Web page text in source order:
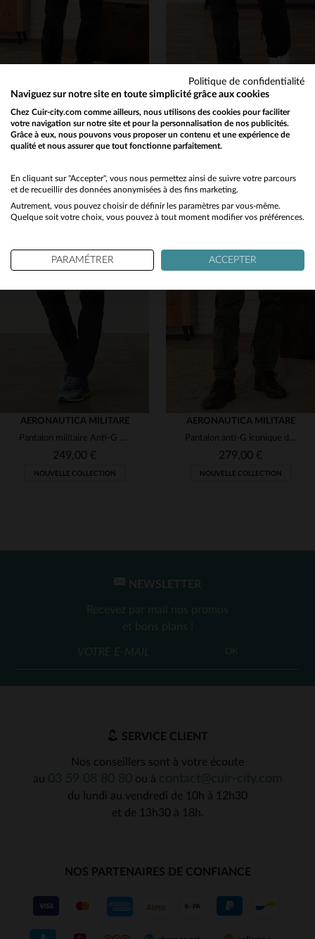
AERONAUTICA MILITARE
Pantalon anti-G bleu marine pour homme
279,00 €
AERONAUTICA MILITARE
Pantalon de vol anti-G bleu marine en coton
249,00 €
TAILLES DISPONIBLES
54
AERONAUTICA MILITARE
Pantalon militaire Anti-G bleu foncé
249,00 €
NOUVELLE COLLECTION
TAILLES DISPONIBLES
AERONAUTICA MILITARE
Pantalon anti-G iconique de l'armée de l'air italienne pour homme
279,00 €
NOUVELLE COLLECTION
NEWSLETTER
Recevez par mail nos promos
et bons plans !
OK
SERVICE CLIENT
Nos conseillers sont à votre écoute
au
ou à
du lundi au vendredi de 10h à 12h30
et de 13h30 à 18h.
NOS PARTENAIRES DE CONFIANCE
Would you like to be redirected to our English site?
No
Yes
Politique de confidentialité
Naviguez sur notre site en toute simplicité grâce aux cookies
Chez Cuir-city.com comme ailleurs, nous utilisons des cookies pour faciliter
votre navigation sur notre site et pour la personnalisation de nos publicités.
Grâce à eux, nous pouvons vous proposer un contenu et une expérience de
qualité et nous assurer que tout fonctionne parfaitement.
En cliquant sur "Accepter", vous nous permettez ainsi de suivre votre parcours
et de recueillir des données anonymisées à des fins marketing.
Autrement, vous pouvez choisir de définir les paramètres par vous-même.
Quelque soit votre choix, vous pouvez à tout moment modifier vos préférences.
PARAMÉTRER ACCEPTER